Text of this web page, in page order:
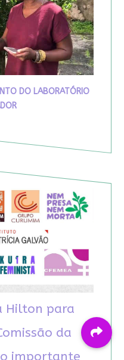
DO LABORATÓRIO
Hilton para
da
importante